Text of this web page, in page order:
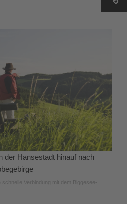
der Hansestadt hinauf nach
Verbindung mit dem Biggesee-